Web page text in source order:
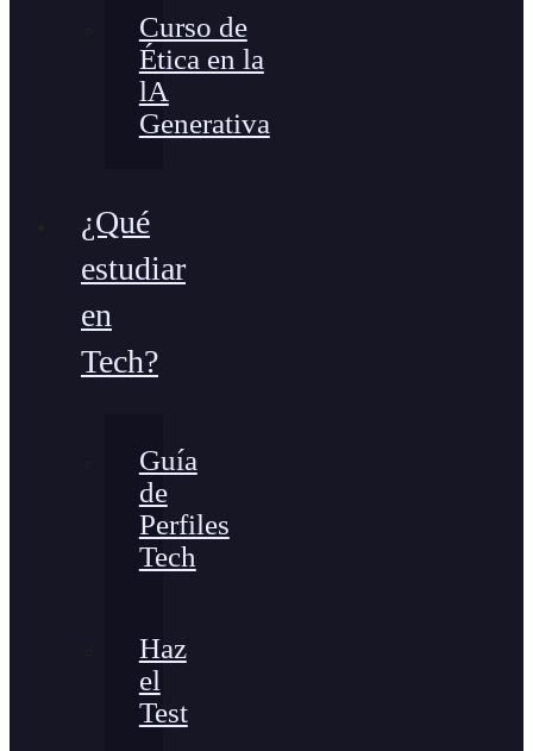
Curso de
Ética en la
lA
Generativa
¿Qué
estudiar
en
Tech?
Guía
de
Perfiles
Tech
Haz
el
Test